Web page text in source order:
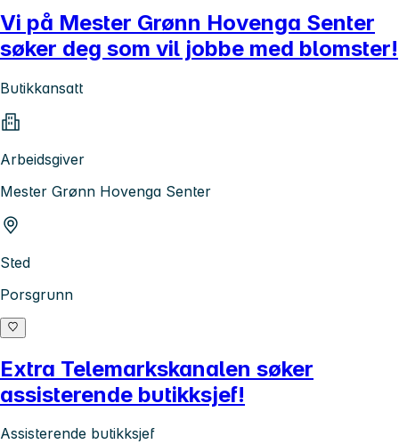
Vi på Mester Grønn Hovenga Senter
søker deg som vil jobbe med blomster!
Butikkansatt
Arbeidsgiver
Mester Grønn Hovenga Senter
Sted
Porsgrunn
Extra Telemarkskanalen søker
assisterende butikksjef!
Assisterende butikksjef